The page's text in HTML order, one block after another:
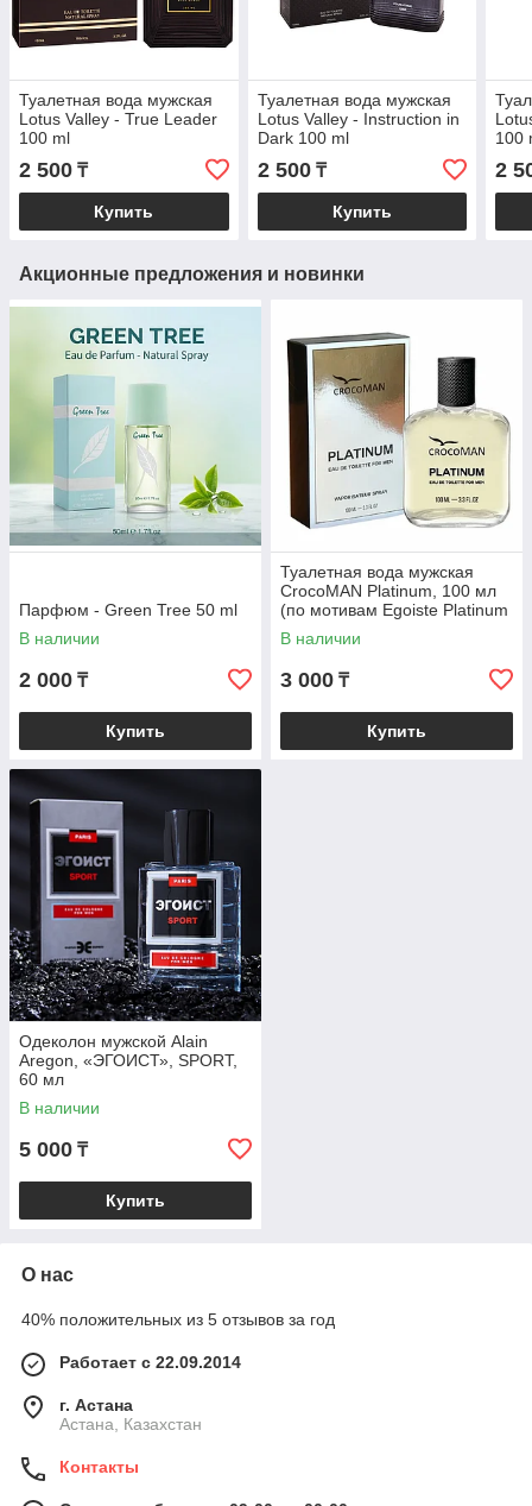
Туалетная вода мужская
Lotus Valley - True Leader
100 ml
2 500 ₸
Купить
Туалетная вода мужская
Lotus Valley - Instruction in
Dark 100 ml
2 500₸
Купить
100
2
Акционные предложения и новинки
Парфюм - Green Tree 50 ml
В наличии
2 000 ₸
Купить
Туалетная вода мужская
CrocoMAN Platinum, 100 мл
(по мотивам Egoiste Platinum
(Chanel)
В наличии
3 000 ₸
Купить
Одеколон мужской Alain
Aregon, «ЭГОИСТ», SPORT,
60 мл
В наличии
5 000 ₸
Купить
О нас
40% положительных из 5 отзывов за год
Работает с 22.09.2014
г. Астана
Астана, Казахстан
Контакты